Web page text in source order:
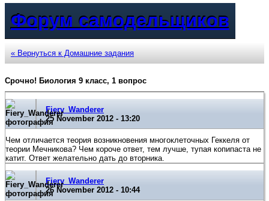
Форум самодельщиков
« Вернуться к Домашние задания
Срочно! Биология 9 класс, 1 вопрос
Fiery_Wanderer
25 November 2012 - 13:20
Чем отличается теория возникновения многоклеточных Геккеля от
теории Мечникова? Чем короче ответ, тем лучше, тупая копипаста не
катит. Ответ желательно дать до вторника.
Fiery_Wanderer
26 November 2012 - 10:44